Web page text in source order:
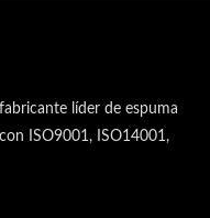
líder de espuma
ISO9001, ISO14001,